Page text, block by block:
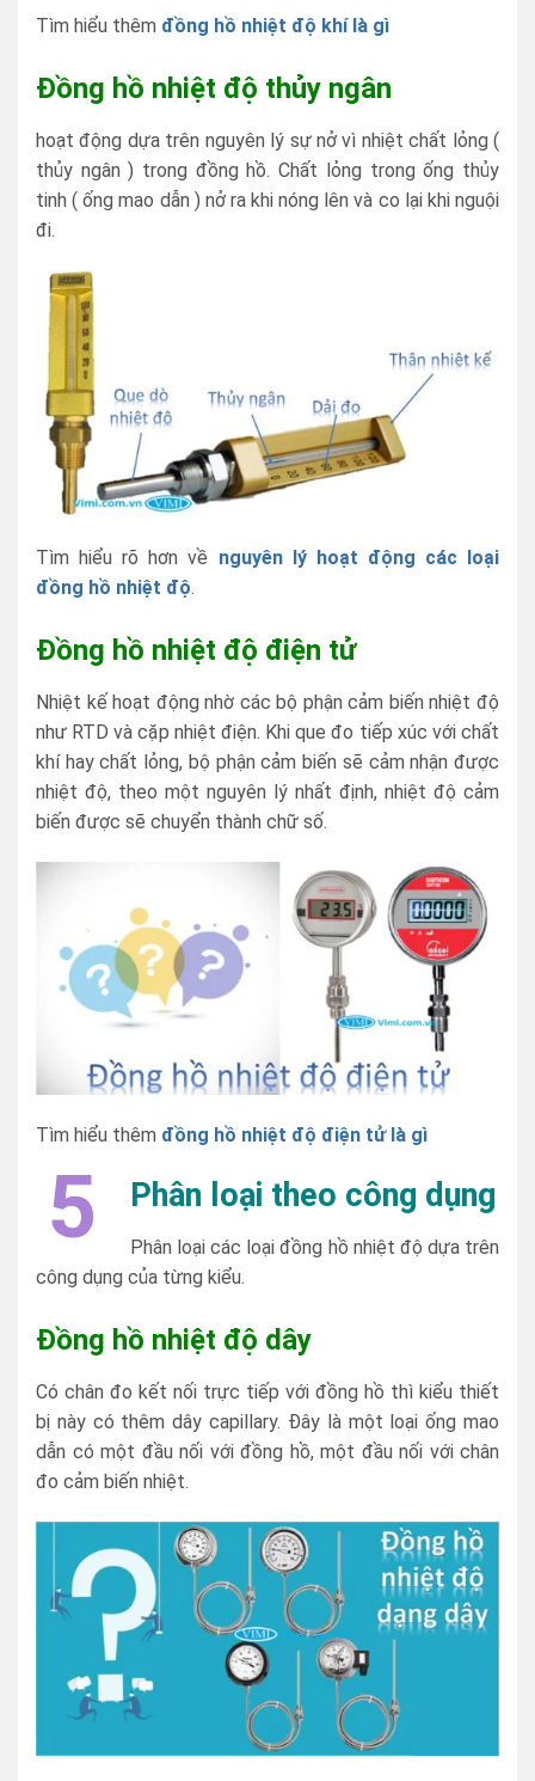
Tìm hiểu thêm đồng hồ nhiệt độ khí là gì
Đồng hồ nhiệt độ thủy ngân
hoạt động dựa trên nguyên lý sự nở vì nhiệt chất lỏng (
thủy ngân ) trong đồng hồ. Chất lỏng trong ống thủy
tinh ( ống mao dẫn ) nở ra khi nóng lên và co lại khi nguội
đi.
Tìm hiểu rõ hơn về nguyên lý hoạt động các loại
đồng hồ nhiệt độ.
Đồng hồ nhiệt độ điện tử
Nhiệt kế hoạt động nhờ các bộ phận cảm biến nhiệt độ
như RTD và cặp nhiệt điện. Khi que đo tiếp xúc với chất
khí hay chất lỏng, bộ phận cảm biến sẽ cảm nhận được
nhiệt độ, theo một nguyên lý nhất định, nhiệt độ cảm
biến được sẽ chuyển thành chữ số.
Tìm hiểu thêm đồng hồ nhiệt độ điện tử là gì
5 Phân loại theo công dụng
Phân loại các loại đồng hồ nhiệt độ dựa trên
công dụng của từng kiểu.
Đồng hồ nhiệt độ dây
Có chân đo kết nối trực tiếp với đồng hồ thì kiểu thiết
bị này có thêm dây capillary. Đây là một loại ống mao
dẫn có một đầu nối với đồng hồ, một đầu nối với chân
đo cảm biến nhiệt.